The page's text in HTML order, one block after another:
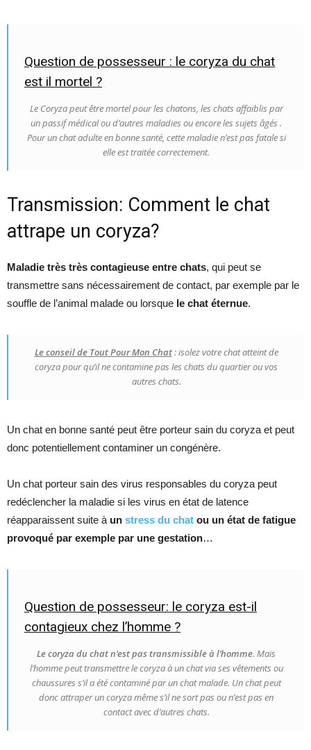
Question de possesseur : le coryza du chat
est il mortel ?
Le Coryza peut être mortel pour les chatons, les chats affaiblis par
un passif médical ou d’autres maladies ou encore les sujets âgés .
Pour un chat adulte en bonne santé, cette maladie n’est pas fatale si
elle est traitée correctement.
Transmission: Comment le chat
attrape un coryza?
Maladie très très contagieuse entre chats, qui peut se
transmettre sans nécessairement de contact, par exemple par le
souffle de l’animal malade ou lorsque le chat éternue.
Le conseil de Tout Pour Mon Chat: isolez votre chat atteint de
coryza pour qu’il ne contamine pas les chats du quartier ou vos
autres chats.
Un chat en bonne santé peut être porteur sain du coryza et peut
donc potentiellement contaminer un congénère.
Un chat porteur sain des virus responsables du coryza peut
redéclencher la maladie si les virus en état de latence
réapparaissent suite à un stress du chat ou un état de fatigue
provoqué par exemple par une gestation…
Question de possesseur: le coryza est-il
contagieux chez l’homme ?
Le coryza du chat n’est pas transmissible à l’homme. Mais
l’homme peut transmettre le coryza à un chat via ses vêtements ou
chaussures s’il a été contaminé par un chat malade. Un chat peut
donc attraper un coryza même s’il ne sort pas ou n’est pas en
contact avec d’autres chats.